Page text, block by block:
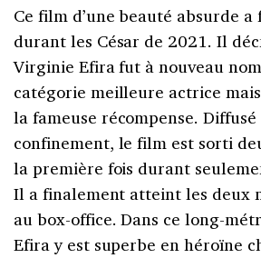
Ce film d’une beauté absurde
durant les César de 2021. Il
Virginie Efira fut à nouveau
catégorie meilleure actrice
la fameuse récompense.
confinement, le film est sorti
la première fois durant
Il a finalement atteint les deux
au box-office. Dans ce long-
Efira y est superbe en héroïne